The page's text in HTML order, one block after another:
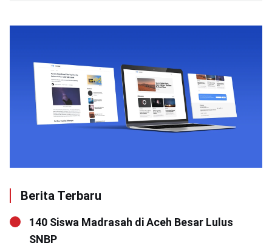
Berita Terbaru
140 Siswa Madrasah di Aceh Besar Lulus
SNBP